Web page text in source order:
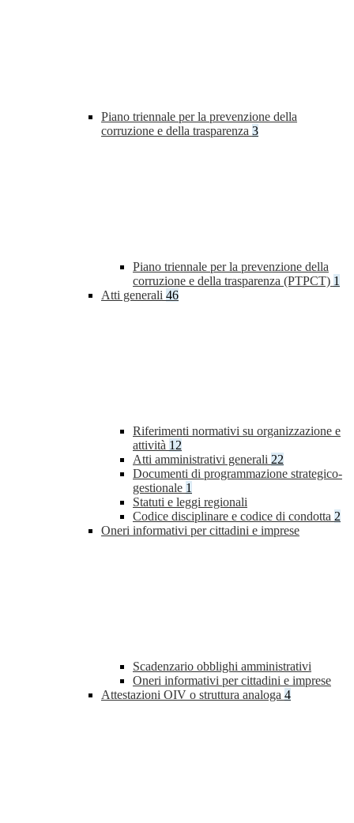
Piano triennale per la prevenzione della
corruzione e della trasparenza 3
Piano triennale per la prevenzione della
corruzione e della trasparenza (PTPCT) 1
Atti generali 46
Riferimenti normativi su organizzazione e
attività 12
Atti amministrativi generali 22
Documenti di programmazione strategico-
gestionale 1
Statuti e leggi regionali
Codice disciplinare e codice di condotta 2
Oneri informativi per cittadini e imprese
Scadenzario obblighi amministrativi
Oneri informativi per cittadini e imprese
Attestazioni OIV o struttura analoga 4